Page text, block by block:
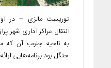
انتقال مراکز اداری شهر
به ناحیه جنوب آن که
حتگل بود برنامه‌هایی ارائه شد